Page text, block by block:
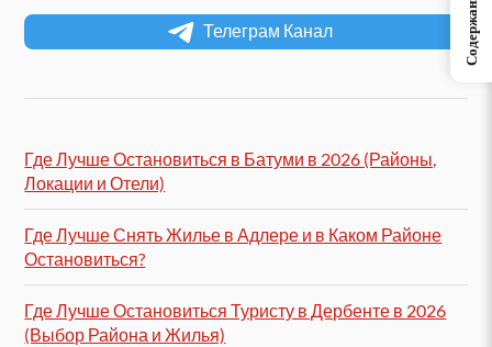
Телеграм Канал
Где Лучше Остановиться в Батуми в 2026 (Районы,
Локации и Отели)
Где Лучше Снять Жилье в Адлере и в Каком Районе
Остановиться?
Где Лучше Остановиться Туристу в Дербенте в 2026
(Выбор Района и Жилья)
Содержание